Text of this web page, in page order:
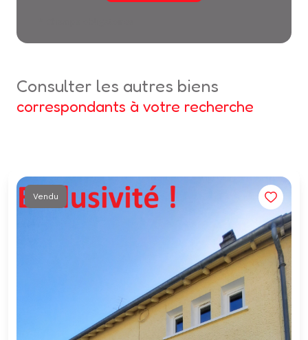
consulter les autres biens
correspondants à votre recherche
Vendu